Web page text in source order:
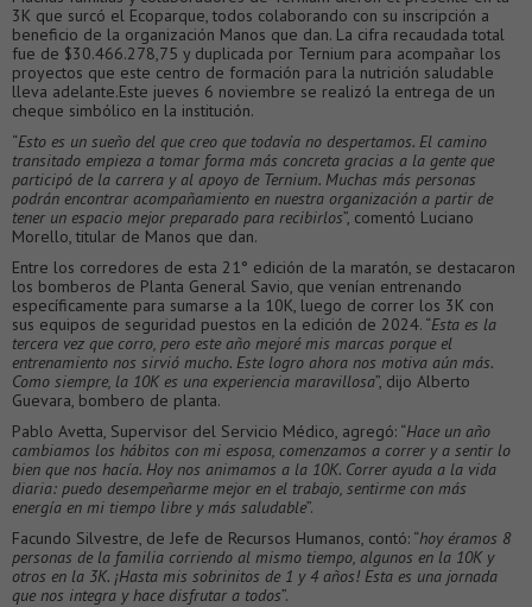
3K que surcó el Ecoparque, todos colaborando con su inscripción a
beneficio de la organización Manos que dan. La cifra recaudada total
fue de $30.466.278,75 y duplicada por Ternium para acompañar los
proyectos que este centro de formación para la nutrición saludable
lleva adelante.Este jueves 6 noviembre se realizó la entrega de un
cheque simbólico en la institución.
“Esto es un sueño del que creo que todavía no despertamos. El camino
transitado empieza a tomar forma más concreta gracias a la gente que
participó de la carrera y al apoyo de Ternium. Muchas más personas
podrán encontrar acompañamiento en nuestra organización a partir de
tener un espacio mejor preparado para recibirlos”, comentó Luciano
Morello, titular de Manos que dan.
Entre los corredores de esta 21° edición de la maratón, se destacaron
los bomberos de Planta General Savio, que venían entrenando
específicamente para sumarse a la 10K, luego de correr los 3K con
sus equipos de seguridad puestos en la edición de 2024. “Esta es la
tercera vez que corro, pero este año mejoré mis marcas porque el
entrenamiento nos sirvió mucho. Este logro ahora nos motiva aún más.
Como siempre, la 10K es una experiencia maravillosa”, dijo Alberto
Guevara, bombero de planta.
Pablo Avetta, Supervisor del Servicio Médico, agregó: “Hace un año
cambiamos los hábitos con mi esposa, comenzamos a correr y a sentir lo
bien que nos hacía. Hoy nos animamos a la 10K. Correr ayuda a la vida
diaria: puedo desempeñarme mejor en el trabajo, sentirme con más
energía en mi tiempo libre y más saludable”.
Facundo Silvestre, de Jefe de Recursos Humanos, contó: “hoy éramos 8
personas de la familia corriendo al mismo tiempo, algunos en la 10K y
otros en la 3K. ¡Hasta mis sobrinitos de 1 y 4 años! Esta es una jornada
que nos integra y hace disfrutar a todos”.